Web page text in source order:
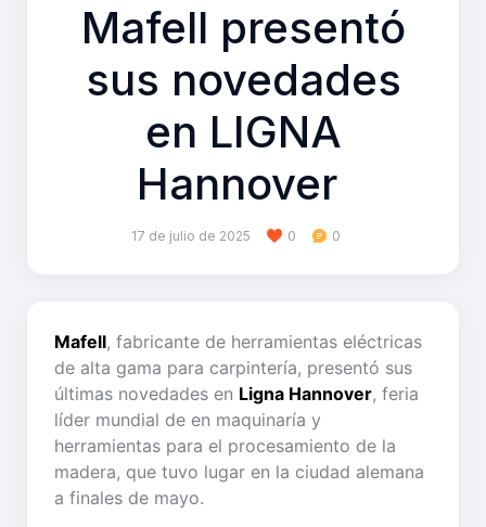
Mafell presentó
sus novedades
en LIGNA
Hannover
17 de julio de 2025 0 0
Mafell, fabricante de herramientas eléctricas
de alta gama para carpintería, presentó sus
últimas novedades en Ligna Hannover, feria
líder mundial de en maquinaría y
herramientas para el procesamiento de la
madera, que tuvo lugar en la ciudad alemana
a finales de mayo.